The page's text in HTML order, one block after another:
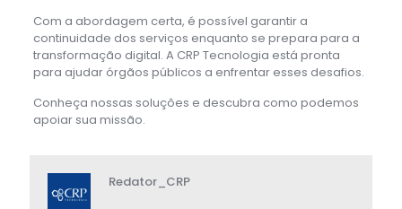
Com a abordagem certa, é possível garantir a
continuidade dos serviços enquanto se prepara para a
transformação digital. A CRP Tecnologia está pronta
para ajudar órgãos públicos a enfrentar esses desafios.
Conheça nossas soluções e descubra como podemos
apoiar sua missão.
Redator_CRP